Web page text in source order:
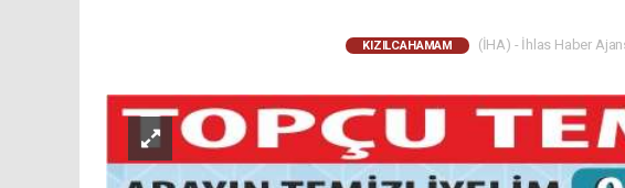
KIZILCAHAMAM (İHA) - İhlas Haber